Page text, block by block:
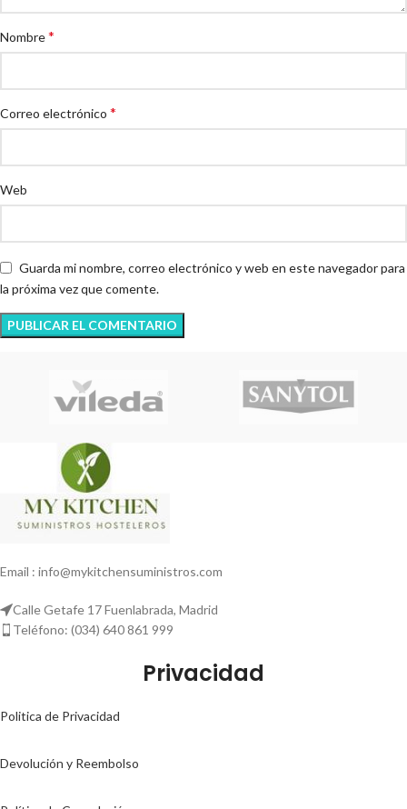
Nombre*
Correo electrónico *
Web
Guarda mi nombre, correo electrónico y web en este navegador para
la próxima vez que comente.
Email : info@mykitchensuministros.com
Calle Getafe 17 Fuenlabrada, Madrid
Teléfono: (034) 640 861 999
Privacidad
Politica de Privacidad
Devolución y Reembolso